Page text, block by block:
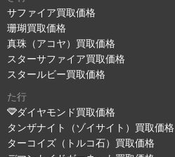
サファイア買取価格
珊瑚買取価格
真珠（アコヤ）買取価格
スターサファイア買取価格
スタールビー買取価格
た行
ダイヤモンド買取価格
タンザナイト（ゾイサイト）買取価格
ターコイズ（トルコ石）買取価格